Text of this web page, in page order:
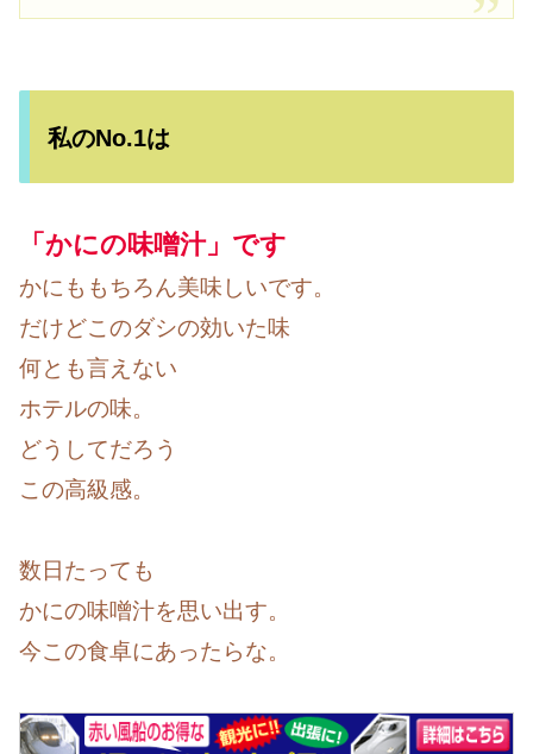
私のNo.1は
「かにの味噌汁」です
かにももちろん美味しいです。
だけどこのダシの効いた味
何とも言えない
ホテルの味。
どうしてだろう
この高級感。
数日たっても
かにの味噌汁を思い出す。
今この食卓にあったらな。